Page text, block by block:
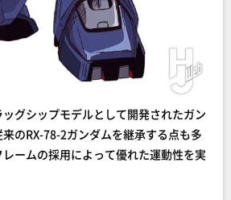
グシップモデルとして開発されたガン
のRX-78-2ガンダムを継承する点も多
ームの採用によって優れた運動性を実